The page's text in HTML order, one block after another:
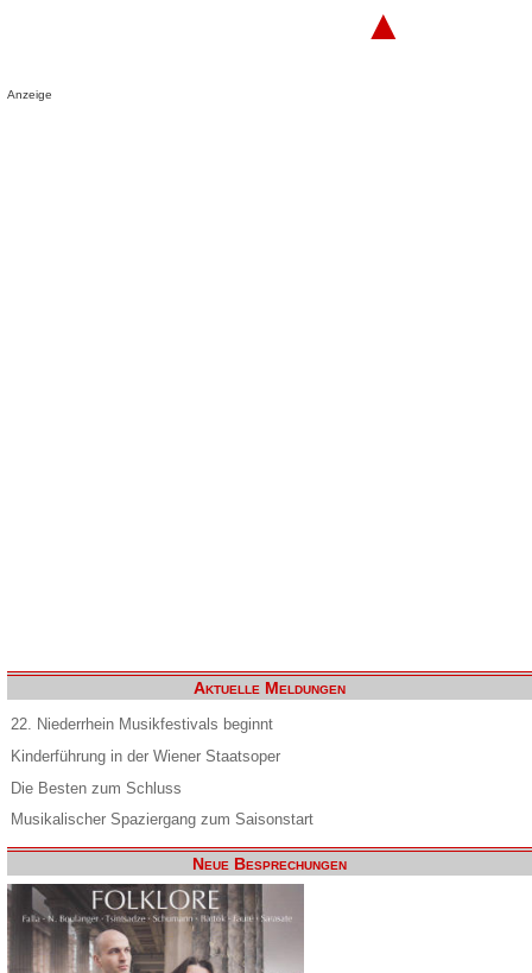
▲
Anzeige
Aktuelle Meldungen
22. Niederrhein Musikfestivals beginnt
Kinderführung in der Wiener Staatsoper
Die Besten zum Schluss
Musikalischer Spaziergang zum Saisonstart
Neue Besprechungen